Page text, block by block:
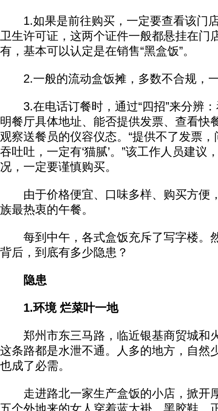
1.如果是前往购买，一定要查看该门
卫生许可证，这两个证件一般都悬挂在门
有，基本可以认定是在销售“黑盒饭”。
2.一般的流动盒饭摊，多数不合规，
3.在电话订餐时，通过“四招”来分辨：
明餐厅具体地址、能否提供发票、查看快
观察送餐员的仪容仪态。“提供不了发票
吞吐吐，一定有‘猫腻’。”该工作人员建议
况，一定要谨慎购买。
由于价格便宜、口味多样、购买方便
族最热衷的午餐。
每到中午，各式盒饭充斥了写字楼。
背后，到底有多少隐患？
隐患
1.环境 烂菜叶一地
郑州市东三马路，临近银基商贸城和
这条路都是水泄不通。人多的地方，自然
也成了必需。
走进路北一家生产盒饭的小店，掀开